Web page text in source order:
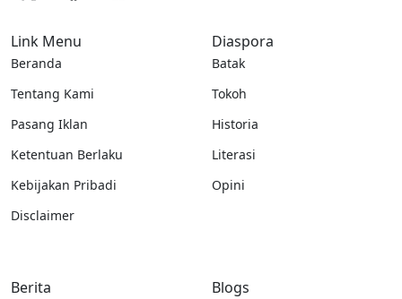
Link Menu
Beranda
Tentang Kami
Pasang Iklan
Ketentuan Berlaku
Kebijakan Pribadi
Disclaimer
Diaspora
Batak
Tokoh
Historia
Literasi
Opini
Berita Blogs